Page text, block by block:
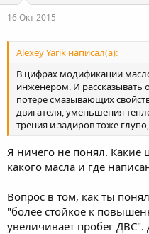
16 Окт 2015
Alexey Yarik написал(а):
В цифрах модификации
инженером. И рассказывать
потере смазывающих
двигателя, уменьшения
трения и задиров тоже
Я ничего не понял.
какого масла и где
Вопрос в том, как ты
"более стойкое к
увеличивает пробег ДВС".